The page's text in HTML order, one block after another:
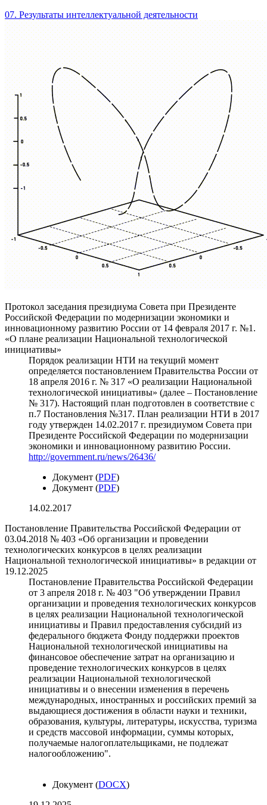
07. Результаты интеллектуальной деятельности
Протокол заседания президиума Совета при Президенте
Российской Федерации по модернизации экономики и
инновационному развитию России от 14 февраля 2017 г. №1.
«О плане реализации Национальной технологической
инициативы»
Порядок реализации НТИ на текущий момент
определяется постановлением Правительства России от
18 апреля 2016 г. № 317 «О реализации Национальной
технологической инициативы» (далее – Постановление
№ 317). Настоящий план подготовлен в соответствие с
п.7 Постановления №317. План реализации НТИ в 2017
году утвержден 14.02.2017 г. президиумом Совета при
Президенте Российской Федерации по модернизации
экономики и инновационному развитию России.
http://government.ru/news/26436/
Документ (PDF)
Документ (PDF)
14.02.2017
Постановление Правительства Российской Федерации от
03.04.2018 № 403 «Об организации и проведении
технологических конкурсов в целях реализации
Национальной технологической инициативы» в редакции от
19.12.2025
Постановление Правительства Российской Федерации
от 3 апреля 2018 г. № 403 "Об утверждении Правил
организации и проведения технологических конкурсов
в целях реализации Национальной технологической
инициативы и Правил предоставления субсидий из
федерального бюджета Фонду поддержки проектов
Национальной технологической инициативы на
финансовое обеспечение затрат на организацию и
проведение технологических конкурсов в целях
реализации Национальной технологической
инициативы и о внесении изменения в перечень
международных, иностранных и российских премий за
выдающиеся достижения в области науки и техники,
образования, культуры, литературы, искусства, туризма
и средств массовой информации, суммы которых,
получаемые налогоплательщиками, не подлежат
налогообложению".
Документ (DOCX)